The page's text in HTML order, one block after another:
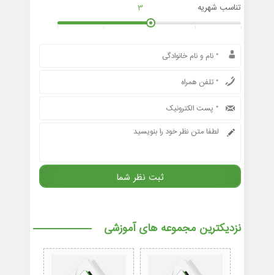
تناسب شهریه 3
نزدیکترین مجموعه های آموزشی